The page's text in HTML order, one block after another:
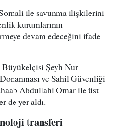
ile savunma ilişkilerini
kurumlarının
devam edeceğini ifade
Büyükelçisi Şeyh Nur
ve Sahil Güvenliği
Abdullahi Omar ile üst
de yer aldı.
transferi